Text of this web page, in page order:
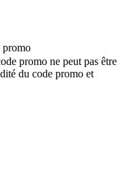
promo
promo ne peut pas être
du code promo et